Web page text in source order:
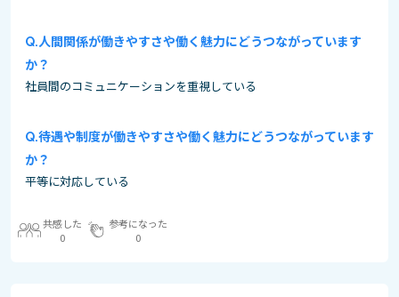
人間関係が働きやすさや働く魅力にどうつながっています
か？
社員間のコミュニケーションを重視している
待遇や制度が働きやすさや働く魅力にどうつながっています
か？
平等に対応している
共感した
0
参考になった
0